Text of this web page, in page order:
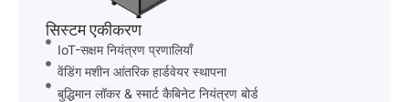
सिस्टम एकीकरण
IoT-सक्षम नियंत्रण प्रणालियाँ
वेंडिंग मशीन आंतरिक हार्डवेयर स्थापना
बुद्धिमान लॉकर & स्मार्ट कैबिनेट नियंत्रण बोर्ड